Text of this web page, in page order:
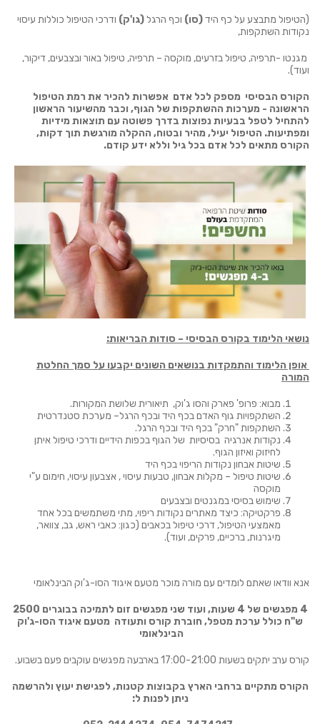
(הטיפול מתבצע על כף היד(סו) וכף הרגל(גו'ק) ודרכי הטיפול כוללות עיסוי
נקודות השתקפות,
מגנטו -תרפיה, טיפול בזרעים, מוקסה – תרפיה, טיפול באור ובצבעים, דיקור,
ועוד).
הקורס הבסיסי מספק לכל אדם אפשרות להכיר את רמת הטיפול
הראשונה - מערכות ההשתקפות של הגוף, וכבר מהשיעור הראשון
להתחיל לטפל בבעיות נפוצות בדרך פשוטה עם תוצאות מידיות
ומפתיעות. הטיפול יעיל, מהיר ובטוח, ההקלה מורגשת תוך דקות,
הקורס מתאים לכל אדם בכל גיל וללא ידע קודם.
נושאי הלימוד בקורס הבסיסי – סודות הבריאות:
אופן הלימוד והתמקדות בנושאים השונים יקבעו על סמך החלטת
המורה
מבוא: פרופ' פארק והסו ג'וק, תיאורית שלושת המקורות.
השתקפויות גוף האדם בכף היד ובכף הרגל– מערכת סטנדרטית
השתקפות "חרק" בכף היד ובכף הרגל.
נקודות אנרגיה בסיסיות של הגוף בכפות הידיים ודרכי טיפול איתן
לחיזוק ואיזון הגוף.
שיטות אבחון נקודות הריפוי בכף היד
שיטות טיפול – מקלות אבחון, טבעות עיסוי , אצבעון עיסוי, חימום ע"י
מוקסה
שימוש בסיסי במגנטים ובצבעים
פרקטיקה: כיצד מאתרים נקודות ריפוי, מתי משתמשים בכל אחד
מאמצעי הטיפול, דרכי טיפול בכאבים (כגון: כאבי ראש, גב, צוואר,
מיגרנות, ברכיים, פרקים, ועוד).
אנא וודאו שאתם לומדים עם מורה מוכר מטעם איגוד הסו-ג'וק הבינלאומי
4 מפגשים של 4 שעות, ועוד שני מפגשים זום לתמיכה בבוגרים 2500
ש"ח כולל ערכת מטפל, חוברת קורס ותעודה מטעם איגוד הסו-ג'וק
הבינלאומי
קורס ערב יתקים בשעות 17:00-21:00 בארבעה מפגשים עוקבים פעם בשבוע.
הקורס מתקיים ברחבי הארץ בקבוצות קטנות, לפגישת יעוץ ולהרשמה
ניתן לפנות ל: